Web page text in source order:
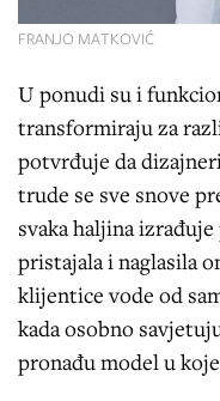
FRANJO MATKOVIĆ
U ponudi su i
transformiraju za
potvrđuje da
trude se sve snove
svaka haljina
pristajala i naglasila
klijentice vode od
kada osobno
pronađu model u